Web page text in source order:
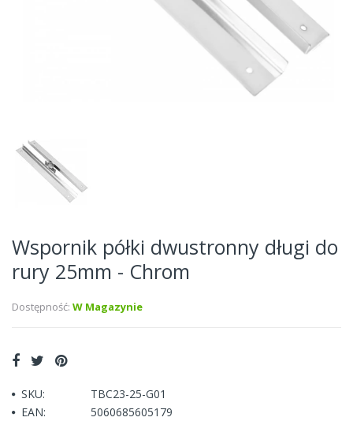
Wspornik półki dwustronny długi do
rury 25mm - Chrom
Dostępność: W Magazynie
SKU:
TBC23-25-G01
EAN:
5060685605179